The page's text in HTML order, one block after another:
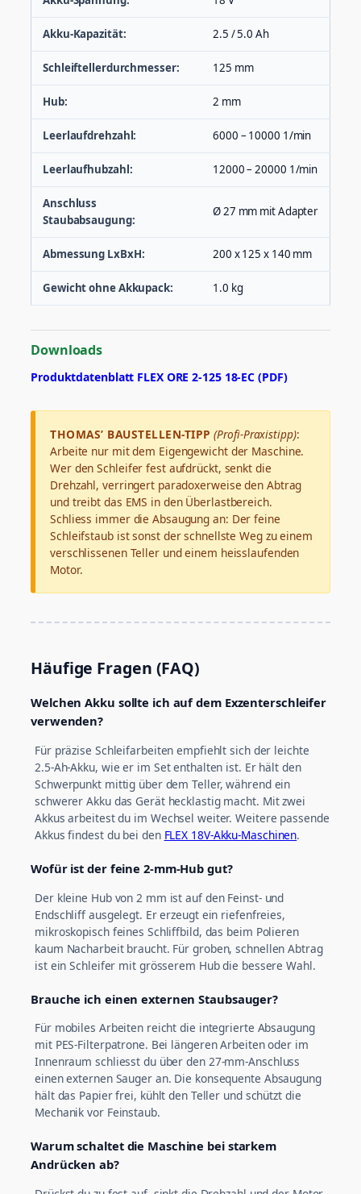
Akku-Kapazität: 2.5 / 5.0 Ah
Schleiftellerdurchmesser: 125 mm
Hub: 2 mm
Leerlaufdrehzahl: 6000 – 10000 1/min
Leerlaufhubzahl: 12000 – 20000 1/min
Anschluss
Staubabsaugung:
Ø 27 mm mit Adapter
Abmessung LxBxH: 200 x 125 x 140 mm
Gewicht ohne Akkupack: 1.0 kg
Downloads
Produktdatenblatt FLEX ORE 2-125 18-EC (PDF)
THOMAS’ BAUSTELLEN-TIPP (Profi-Praxistipp):
Arbeite nur mit dem Eigengewicht der Maschine.
Wer den Schleifer fest aufdrückt, senkt die
Drehzahl, verringert paradoxerweise den Abtrag
und treibt das EMS in den Überlastbereich.
Schliess immer die Absaugung an: Der feine
Schleifstaub ist sonst der schnellste Weg zu einem
verschlissenen Teller und einem heisslaufenden
Motor.
Häufige Fragen (FAQ)
Welchen Akku sollte ich auf dem Exzenterschleifer
verwenden?
Für präzise Schleifarbeiten empfiehlt sich der leichte
2.5-Ah-Akku, wie er im Set enthalten ist. Er hält den
Schwerpunkt mittig über dem Teller, während ein
schwerer Akku das Gerät hecklastig macht. Mit zwei
Akkus arbeitest du im Wechsel weiter. Weitere passende
Akkus findest du bei den FLEX 18V-Akku-Maschinen.
Wofür ist der feine 2-mm-Hub gut?
Der kleine Hub von 2 mm ist auf den Feinst- und
Endschliff ausgelegt. Er erzeugt ein riefenfreies,
mikroskopisch feines Schliffbild, das beim Polieren
kaum Nacharbeit braucht. Für groben, schnellen Abtrag
ist ein Schleifer mit grösserem Hub die bessere Wahl.
Brauche ich einen externen Staubsauger?
Für mobiles Arbeiten reicht die integrierte Absaugung
mit PES-Filterpatrone. Bei längeren Arbeiten oder im
Innenraum schliesst du über den 27-mm-Anschluss
einen externen Sauger an. Die konsequente Absaugung
hält das Papier frei, kühlt den Teller und schützt die
Mechanik vor Feinstaub.
Warum schaltet die Maschine bei starkem
Andrücken ab?